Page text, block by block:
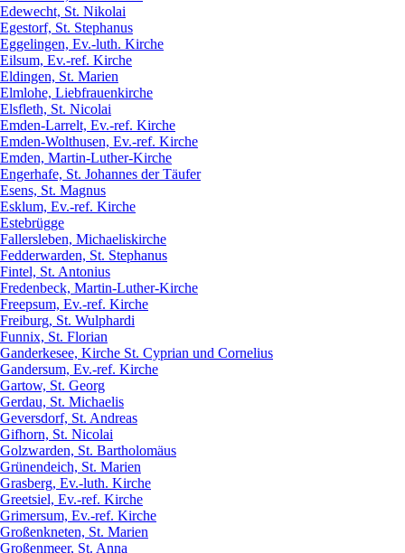
Edewecht, St. Nikolai
Egestorf, St. Stephanus
Eggelingen, Ev.-luth. Kirche
Eilsum, Ev.-ref. Kirche
Eldingen, St. Marien
Elmlohe, Liebfrauenkirche
Elsfleth, St. Nicolai
Emden-Larrelt, Ev.-ref. Kirche
Emden-Wolthusen, Ev.-ref. Kirche
Emden, Martin-Luther-Kirche
Engerhafe, St. Johannes der Täufer
Esens, St. Magnus
Esklum, Ev.-ref. Kirche
Estebrügge
Fallersleben, Michaeliskirche
Fedderwarden, St. Stephanus
Fintel, St. Antonius
Fredenbeck, Martin-Luther-Kirche
Freepsum, Ev.-ref. Kirche
Freiburg, St. Wulphardi
Funnix, St. Florian
Ganderkesee, Kirche St. Cyprian und Cornelius
Gandersum, Ev.-ref. Kirche
Gartow, St. Georg
Gerdau, St. Michaelis
Geversdorf, St. Andreas
Gifhorn, St. Nicolai
Golzwarden, St. Bartholomäus
Grünendeich, St. Marien
Grasberg, Ev.-luth. Kirche
Greetsiel, Ev.-ref. Kirche
Grimersum, Ev.-ref. Kirche
Großenkneten, St. Marien
Großenmeer, St. Anna